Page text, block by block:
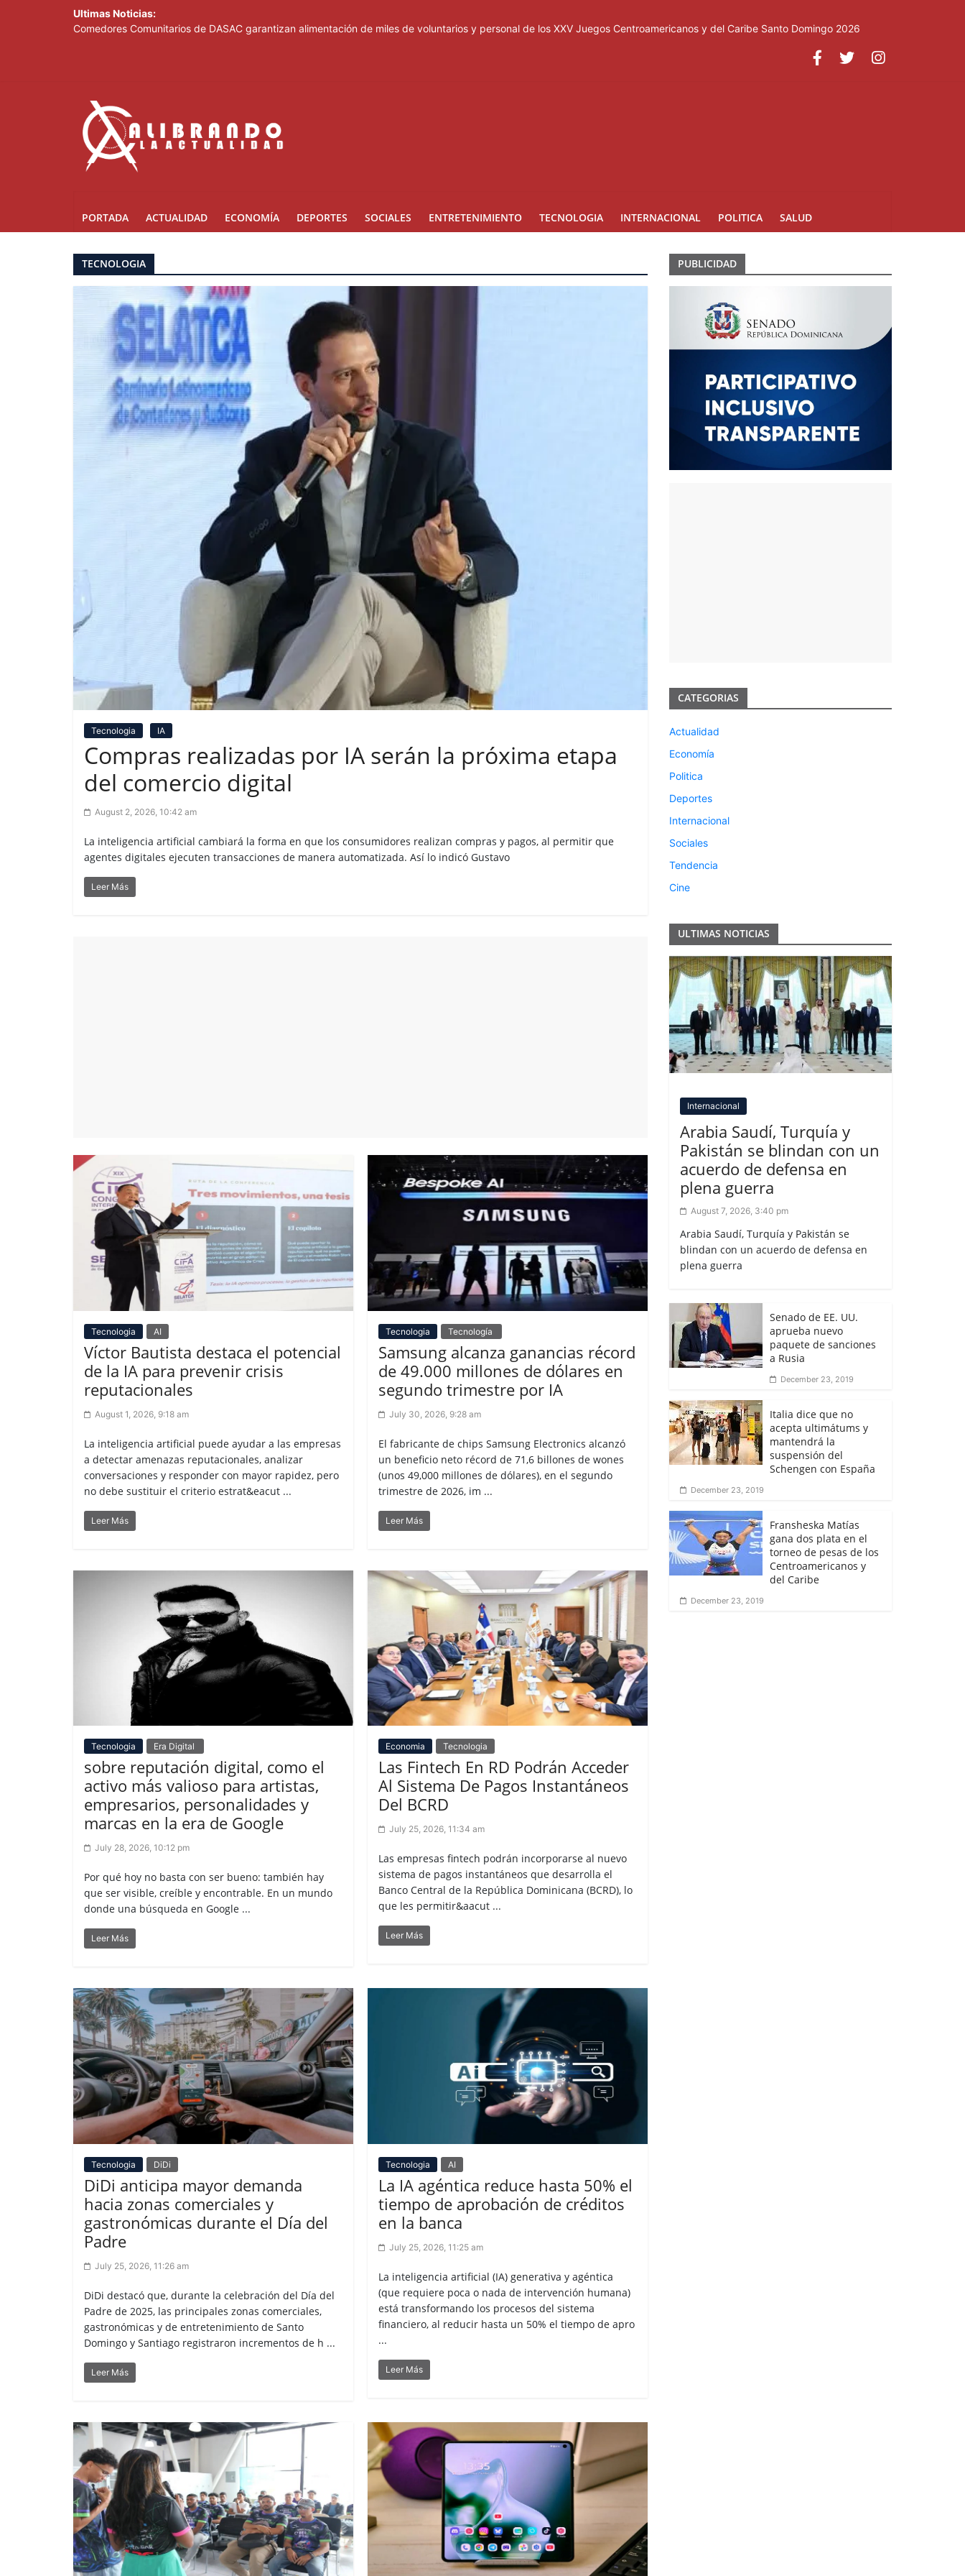
Ultimas Noticias:
Comedores Comunitarios de DASAC garantizan alimentación de miles de voluntarios y personal de los XXV Juegos Centroamericanos y del Caribe Santo Domingo 2026
PORTADA ACTUALIDAD ECONOMÍA DEPORTES SOCIALES ENTRETENIMIENTO TECNOLOGIA INTERNACIONAL POLITICA SALUD
TECNOLOGIA
Tecnologia IA
Compras realizadas por IA serán la próxima etapa
del comercio digital
August 2, 2026, 10:42 am
La inteligencia artificial cambiará la forma en que los consumidores realizan compras y pagos, al permitir que
agentes digitales ejecuten transacciones de manera automatizada. Así lo indicó Gustavo
Leer Más
Tecnologia AI
Víctor Bautista destaca el potencial
de la IA para prevenir crisis
reputacionales
August 1, 2026, 9:18 am
La inteligencia artificial puede ayudar a las empresas
a detectar amenazas reputacionales, analizar
conversaciones y responder con mayor rapidez, pero
no debe sustituir el criterio estrat&eacut ...
Leer Más
Tecnologia Tecnología
Samsung alcanza ganancias récord
de 49.000 millones de dólares en
segundo trimestre por IA
July 30, 2026, 9:28 am
El fabricante de chips Samsung Electronics alcanzó
un beneficio neto récord de 71,6 billones de wones
(unos 49,000 millones de dólares), en el segundo
trimestre de 2026, im ...
Leer Más
Tecnologia Era Digital
sobre reputación digital, como el
activo más valioso para artistas,
empresarios, personalidades y
marcas en la era de Google
July 28, 2026, 10:12 pm
Por qué hoy no basta con ser bueno: también hay
que ser visible, creíble y encontrable. En un mundo
donde una búsqueda en Google ...
Leer Más
Economia Tecnologia
Las Fintech En RD Podrán Acceder
Al Sistema De Pagos Instantáneos
Del BCRD
July 25, 2026, 11:34 am
Las empresas fintech podrán incorporarse al nuevo
sistema de pagos instantáneos que desarrolla el
Banco Central de la República Dominicana (BCRD), lo
que les permitir&aacut ...
Leer Más
Tecnologia DiDi
DiDi anticipa mayor demanda
hacia zonas comerciales y
gastronómicas durante el Día del
Padre
July 25, 2026, 11:26 am
DiDi destacó que, durante la celebración del Día del
Padre de 2025, las principales zonas comerciales,
gastronómicas y de entretenimiento de Santo
Domingo y Santiago registraron incrementos de h ...
Leer Más
Tecnologia AI
La IA agéntica reduce hasta 50% el
tiempo de aprobación de créditos
en la banca
July 25, 2026, 11:25 am
La inteligencia artificial (IA) generativa y agéntica
(que requiere poca o nada de intervención humana)
está transformando los procesos del sistema
financiero, al reducir hasta un 50% el tiempo de apro
...
Leer Más
PUBLICIDAD
CATEGORIAS
Actualidad
Economía
Politica
Deportes
Internacional
Sociales
Tendencia
Cine
ULTIMAS NOTICIAS
Internacional
Arabia Saudí, Turquía y
Pakistán se blindan con un
acuerdo de defensa en
plena guerra
August 7, 2026, 3:40 pm
Arabia Saudí, Turquía y Pakistán se
blindan con un acuerdo de defensa en
plena guerra
Senado de EE. UU.
aprueba nuevo
paquete de sanciones
a Rusia
December 23, 2019
Italia dice que no
acepta ultimátums y
mantendrá la
suspensión del
Schengen con España
December 23, 2019
Fransheska Matías
gana dos plata en el
torneo de pesas de los
Centroamericanos y
del Caribe
December 23, 2019